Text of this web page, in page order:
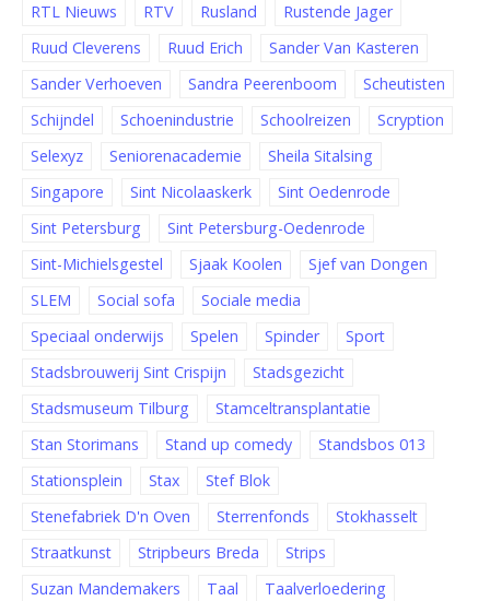
RTL Nieuws
RTV Rusland
Rustende Jager
Ruud Cleverens
Ruud Erich
Sander Van Kasteren
Sander Verhoeven
Sandra Peerenboom
Scheutisten
Schijndel
Schoenindustrie Schoolreizen
Scryption
Selexyz
Seniorenacademie
Sheila Sitalsing
Singapore
Sint Nicolaaskerk
Sint Oedenrode
Sint Petersburg
Sint Petersburg-Oedenrode
Sint-Michielsgestel
Sjaak Koolen
Sjef van Dongen
SLEM
Social sofa
Sociale media
Speciaal onderwijs
Spelen Spinder
Sport
Stadsbrouwerij Sint Crispijn
Stadsgezicht
Stadsmuseum Tilburg
Stamceltransplantatie
Stan Storimans
Stand up comedy
Standsbos 013
Stationsplein
Stax
Stef Blok
Stenefabriek D'n Oven
Sterrenfonds
Stokhasselt
Straatkunst
Stripbeurs Breda
Strips
Suzan Mandemakers
Taal
Taalverloedering